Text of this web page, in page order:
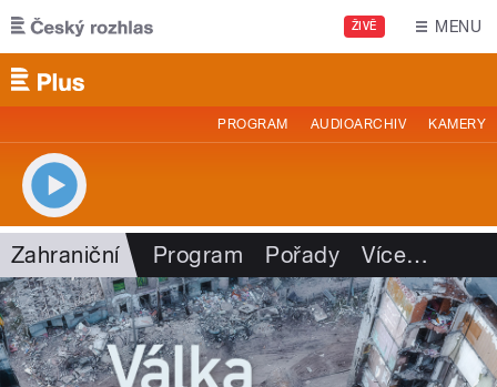
Přejít k hlavnímu obsahu
ŽIVĚ MENU
PROGRAM AUDIOARCHIV KAMERY
Zahraniční Program Pořady Více…